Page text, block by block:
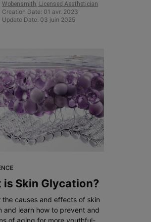
de jeunesse.
Wobensmith, Licensed Aesthetician
Creation Date: 01 avr. 2023
Update Date: 03 juin 2025
is Skin Glycation?
the causes and effects of skin
and learn how to prevent and
of aging for more youthful-